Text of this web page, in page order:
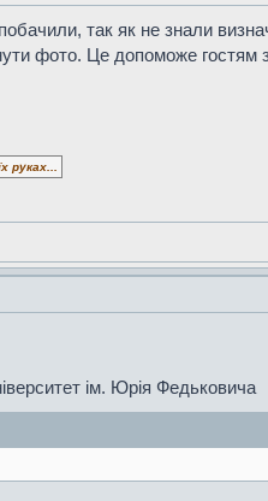
так як не знали
фото. Це допоможе гостям
руках...
ім. Юрія Федьковича